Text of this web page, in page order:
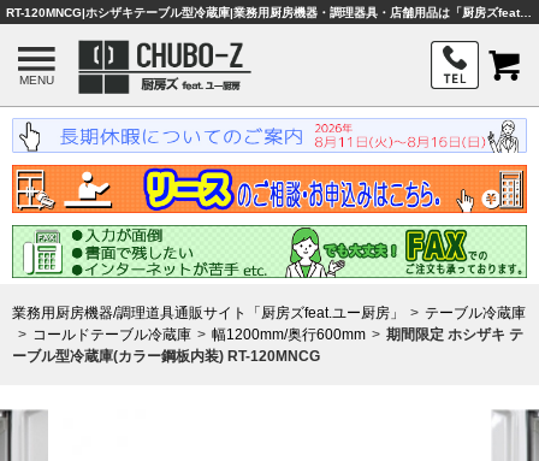
RT-120MNCG|ホシザキテーブル型冷蔵庫|業務用厨房機器・調理器具・店舗用品は「厨房ズfeat.ユー厨房」
MENU
業務用厨房機器/調理道具通販サイト「厨房ズfeat.ユー厨房」
テーブル冷蔵庫
コールドテーブル冷蔵庫
幅1200mm/奥行600mm
期間限定 ホシザキ テ
ーブル型冷蔵庫(カラー鋼板内装) RT-120MNCG